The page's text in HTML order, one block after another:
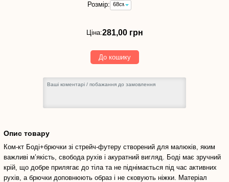
Розмір: 68см
-
Ціна:281,00 грн
До кошику
Опис товару
Ком-кт Боді+брючки зі стрейч-футеру створений для малюків, яким
важливі м’якість, свобода рухів і акуратний вигляд. Боді має зручний
крій, що добре прилягає до тіла та не піднімається під час активних
рухів, а брючки доповнюють образ і не сковують ніжки. Матеріал